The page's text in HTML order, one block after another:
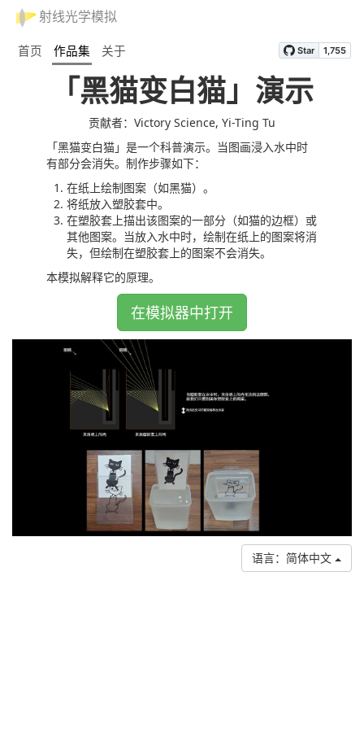
射线光学模拟
首页 作品集 关于
「黑猫变白猫」演示
贡献者：Victory Science, Yi-Ting Tu
「黑猫变白猫」是一个科普演示。当图画浸入水中时
有部分会消失。制作步骤如下：
在纸上绘制图案（如黑猫）。
将纸放入塑胶套中。
在塑胶套上描出该图案的一部分（如猫的边框）或
其他图案。当放入水中时，绘制在纸上的图案将消
失，但绘制在塑胶套上的图案不会消失。
本模拟解释它的原理。
在模拟器中打开
语言：简体中文